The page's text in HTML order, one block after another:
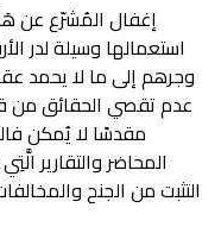
إغفال المُشرّع عن
استعمالها وسيلة لدر
وجرهم إلى ما لا يحمد
عدم تقصي الحقائق من
مقدسًا لا يُمكن
المحاضر والتقارير
التثبت من الجنح